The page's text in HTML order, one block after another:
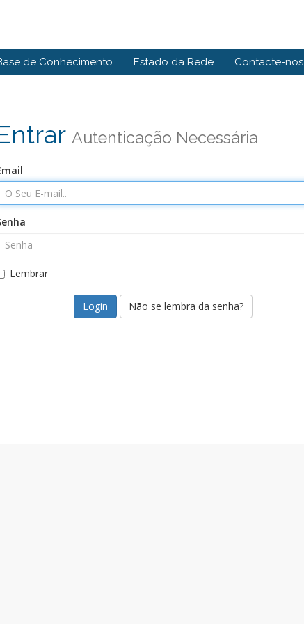
de Conhecimento Estado da Rede Contacte-nos
Autenticação Necessária
Lembrar
Não se lembra da senha?